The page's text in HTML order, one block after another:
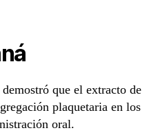
que el extracto de
plaquetaria en los
oral.